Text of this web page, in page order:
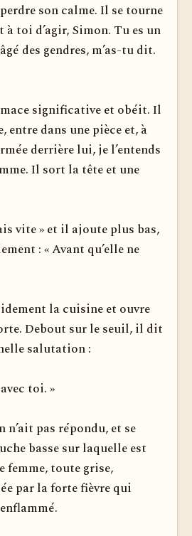
son calme. Il se tourne
à toi d’agir, Simon. Tu es un
des gendres, m’as-tu dit.
significative et obéit. Il
entre dans une pièce et, à
derrière lui, je l’entends
Il sort la tête et une
vite » et il ajoute plus bas,
: « Avant qu’elle ne
la cuisine et ouvre
Debout sur le seuil, il dit
salutation :
toi. »
n’ait pas répondu, et se
basse sur laquelle est
femme, toute grise,
par la forte fièvre qui